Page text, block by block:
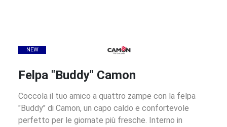
NEW
Felpa "Buddy" Camon
Coccola il tuo amico a quattro zampe con la felpa
"Buddy" di Camon, un capo caldo e confortevole
perfetto per le giornate più fresche. Interno in